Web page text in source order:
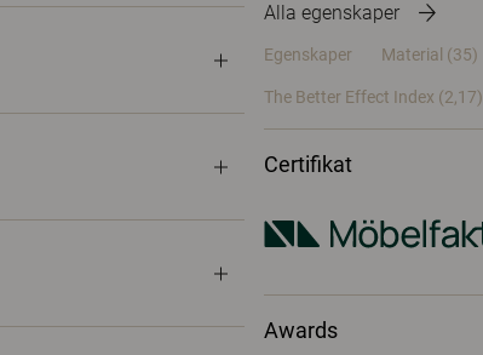
Alla egenskaper
Egenskaper Material (35)
The Better Effect Index (2,17)
Certifikat
Awards